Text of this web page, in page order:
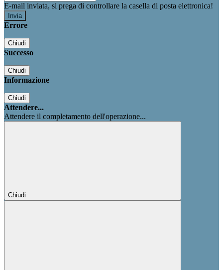
E-mail inviata, si prega di controllare la casella di posta elettronica!
Errore
Chiudi
Successo
Chiudi
Informazione
Chiudi
Attendere...
Attendere il completamento dell'operazione...
Chiudi